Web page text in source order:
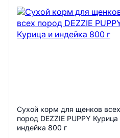
Сухой корм для щенков всех
пород DEZZIE PUPPY Курица
индейка 800 г